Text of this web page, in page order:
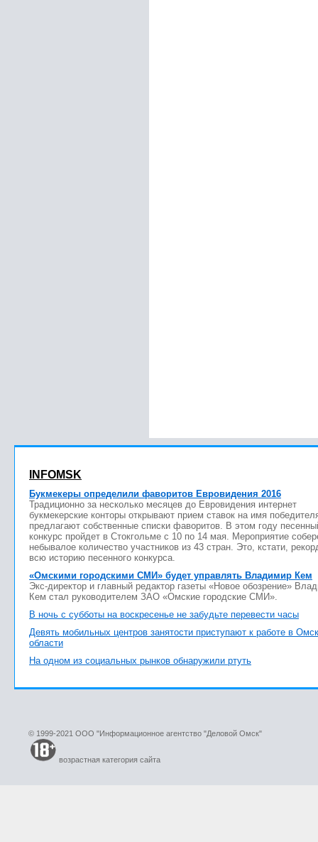
INFOMSK
Букмекеры определили фаворитов Евровидения 2016
Традиционно за несколько месяцев до Евровидения интернет
букмекерские конторы открывают прием ставок на имя
предлагают собственные списки фаворитов. В этом году
конкурс пройдет в Стокгольме с 10 по 14 мая. Мероприятие
небывалое количество участников из 43 стран. Это, кстати,
всю историю песенного конкурса.
«Омскими городскими СМИ» будет управлять Владимир Кем
Экс-директор и главный редактор газеты «Новое обозрение»
Кем стал руководителем ЗАО «Омские городские СМИ».
В ночь с субботы на воскресенье не забудьте перевести часы
Девять мобильных центров занятости приступают к работе в
области
На одном из социальных рынков обнаружили ртуть
© 1999-2021 ООО "Информационное агентство "Деловой Омск"
возрастная категория сайта